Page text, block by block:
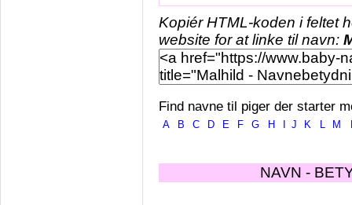
Kopiér HTML-koden i feltet
website for at linke til navn:
Find navne til piger der starter
A B C D E F G H J K L M
NAVN -